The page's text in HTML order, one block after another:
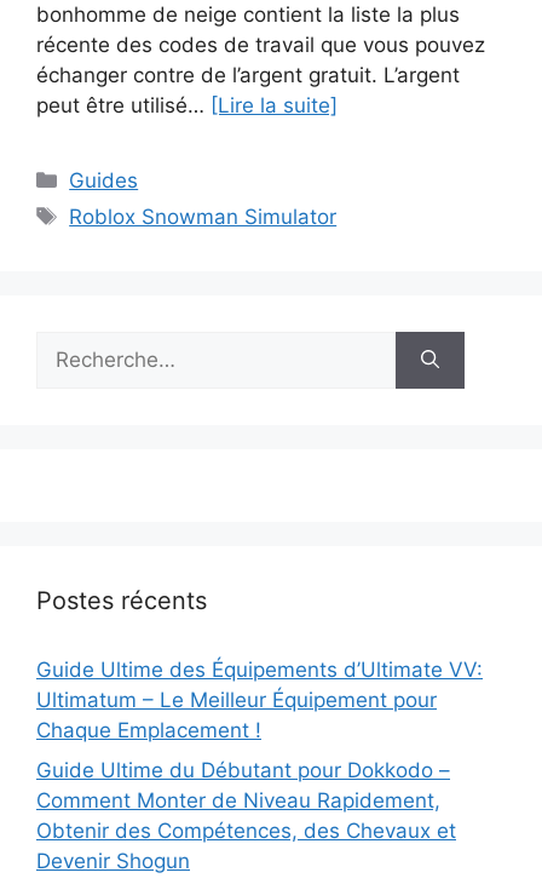
bonhomme de neige contient la liste la plus
récente des codes de travail que vous pouvez
échanger contre de l’argent gratuit. L’argent
peut être utilisé… [Lire la suite]
Catégories
Guides
Étiquettes
Roblox Snowman Simulator
Postes récents
Guide Ultime des Équipements d’Ultimate VV:
Ultimatum – Le Meilleur Équipement pour
Chaque Emplacement !
Guide Ultime du Débutant pour Dokkodo –
Comment Monter de Niveau Rapidement,
Obtenir des Compétences, des Chevaux et
Devenir Shogun